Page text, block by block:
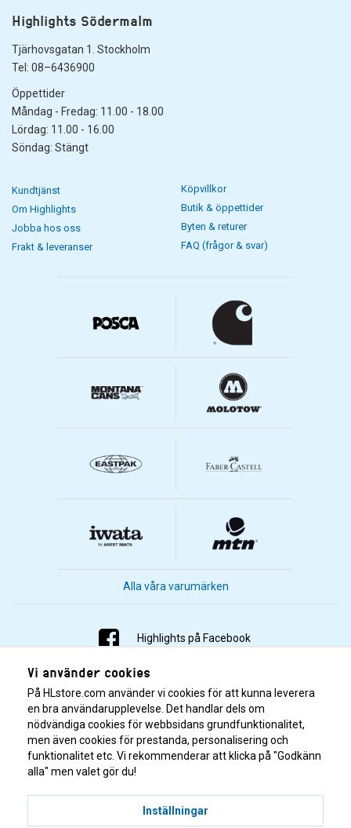
Highlights Södermalm
Tjärhovsgatan 1. Stockholm
Tel: 08–6436900
Öppettider
Måndag - Fredag: 11.00 - 18.00
Lördag: 11.00 - 16.00
Söndag: Stängt
Kundtjänst
Om Highlights
Jobba hos oss
Frakt & leveranser
Köpvillkor
Butik & öppettider
Byten & returer
FAQ (frågor & svar)
Alla våra varumärken
Highlights på Facebook
Highlights på Instagram
Highlights på Youtube
Highlights på Tiktok
Vi använder cookies
På HLstore.com använder vi cookies för att kunna leverera
en bra användarupplevelse. Det handlar dels om
nödvändiga cookies för webbsidans grundfunktionalitet,
men även cookies för prestanda, personalisering och
funktionalitet etc. Vi rekommenderar att klicka på "Godkänn
alla" men valet gör du!
Inställningar